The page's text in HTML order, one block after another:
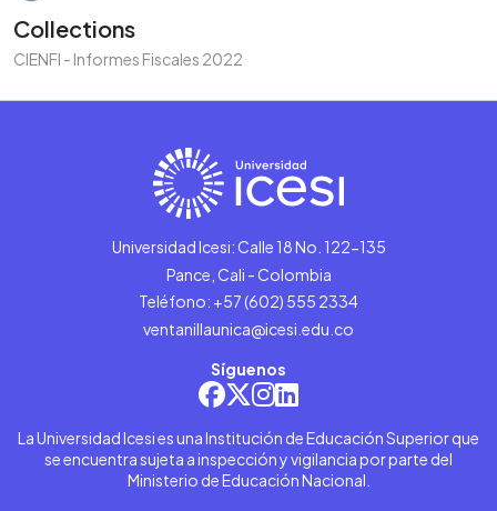
Collections
CIENFI - Informes Fiscales 2022
Universidad Icesi: Calle 18 No. 122-135
Pance, Cali - Colombia
Teléfono: +57 (602) 555 2334
ventanillaunica@icesi.edu.co
Síguenos
La Universidad Icesi es una Institución de Educación Superior que
se encuentra sujeta a inspección y vigilancia por parte del
Ministerio de Educación Nacional.